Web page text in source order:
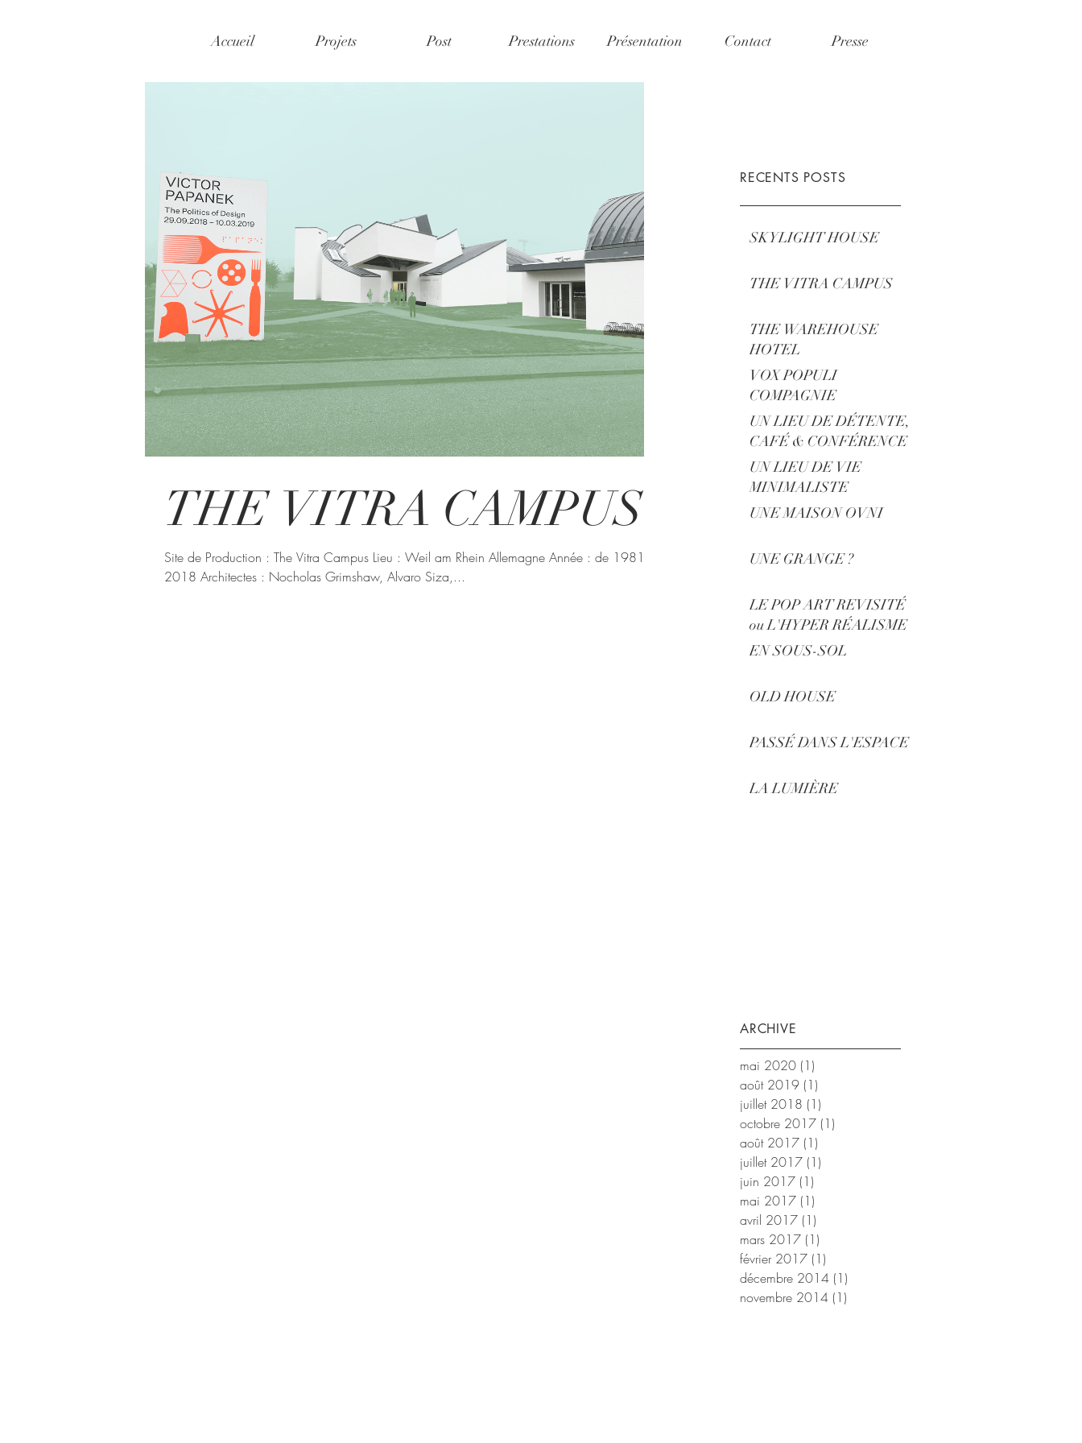
Accueil Projets Post Prestations Présentation Contact Presse
THE VITRA CAMPUS
Site de Production : The Vitra Campus Lieu : Weil am Rhein Allemagne Année : de 1981 à
2018 Architectes : Nocholas Grimshaw, Alvaro Siza,...
SKYLIGHT HOUSE
THE VITRA CAMPUS
THE WAREHOUSE
HOTEL
VOX POPULI
COMPAGNIE
UN LIEU DE DÉTENTE,
CAFÉ & CONFÉRENCE
UN LIEU DE VIE
MINIMALISTE
UNE MAISON OVNI
UNE GRANGE ?
LE POP ART REVISITÉ
ou L'HYPER RÉALISME
?
EN SOUS-SOL
OLD HOUSE
PASSÉ DANS L'ESPACE
LA LUMIÈRE
RECENTS POSTS
ARCHIVE
mai 2020 (1)
août 2019 (1)
juillet 2018 (1)
octobre 2017 (1)
août 2017 (1)
juillet 2017 (1)
juin 2017 (1)
mai 2017 (1)
avril 2017 (1)
mars 2017 (1)
février 2017 (1)
décembre 2014 (1)
novembre 2014 (1)